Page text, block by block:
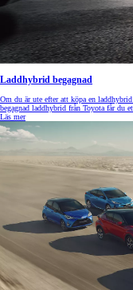
Laddhybrid begagnad
Om du är ute efter att köpa en
begagnad laddhybrid från Toyota får du
Läs mer